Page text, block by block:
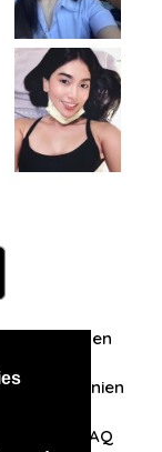
Erfahrungen
FAQ